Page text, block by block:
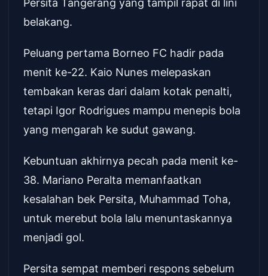
Persita Tangerang yang tampil rapat di lini
belakang.
Peluang pertama Borneo FC hadir pada
menit ke-22. Kaio Nunes melepaskan
tembakan keras dari dalam kotak penalti,
tetapi Igor Rodrigues mampu menepis bola
yang mengarah ke sudut gawang.
Kebuntuan akhirnya pecah pada menit ke-
38. Mariano Peralta memanfaatkan
kesalahan bek Persita, Muhammad Toha,
untuk merebut bola lalu menuntaskannya
menjadi gol.
Persita sempat memberi respons sebelum